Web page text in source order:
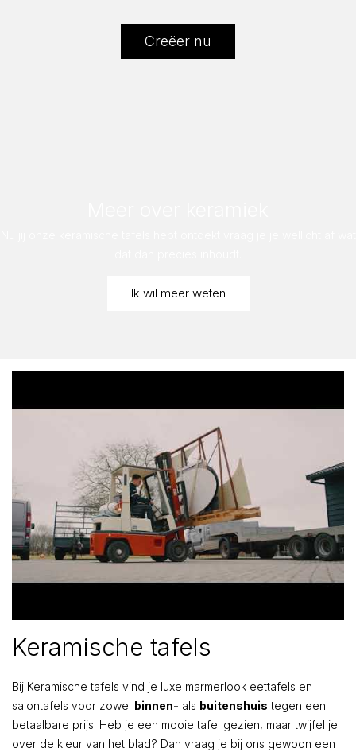
Creëer nu
Ik wil meer weten
Keramische tafels
Bij Keramische tafels vind je luxe marmerlook eettafels en
salontafels voor zowel binnen- als buitenshuis tegen een
betaalbare prijs. Heb je een mooie tafel gezien, maar twijfel je
over de kleur van het blad? Dan vraag je bij ons gewoon een